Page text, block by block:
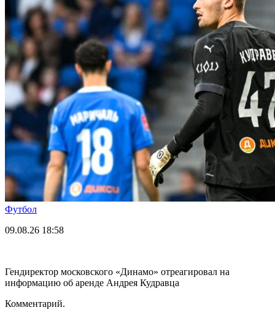
Футбол
09.08.26 18:58
Гендиректор московского «Динамо» отреагировал на
информацию об аренде Андрея Кудравца
Комментарий.